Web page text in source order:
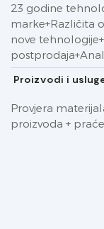
23 godine
marke+Različita
nove
Proizvodi i
Provjera
proizvoda +